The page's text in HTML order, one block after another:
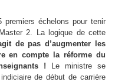
échelons pour tenir
2. La logique de cette
de pas d’augmenter les
en compte la réforme du
! Le ministre se
de début de carrière